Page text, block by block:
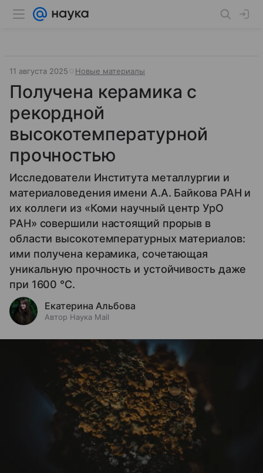
11 августа 2025 Новые материалы
Получена керамика с
рекордной
высокотемпературной
прочностью
Исследователи Института металлургии и
материаловедения имени А.А. Байкова РАН и
их коллеги из «Коми научный центр УрО
РАН» совершили настоящий прорыв в
области высокотемпературных материалов:
ими получена керамика, сочетающая
уникальную прочность и устойчивость даже
при 1600 °C.
Екатерина Альбова
Автор Наука Mail